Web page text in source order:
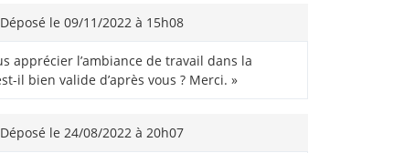
Déposé le 09/11/2022 à 15h08
apprécier l’ambiance de travail dans la
il bien valide d’après vous ? Merci. »
Déposé le 24/08/2022 à 20h07